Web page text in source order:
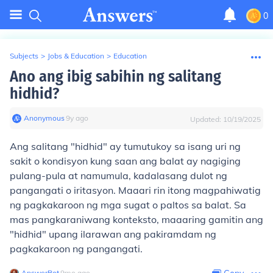
0
Subjects > Jobs & Education > Education
Ano ang ibig sabihin ng salitang
hidhid?
Anonymous∙9y ago Updated: 10/19/2025
Ang salitang "hidhid" ay tumutukoy sa isang uri ng
sakit o kondisyon kung saan ang balat ay nagiging
pulang-pula at namumula, kadalasang dulot ng
pangangati o iritasyon. Maaari rin itong magpahiwatig
ng pagkakaroon ng mga sugat o paltos sa balat. Sa
mas pangkaraniwang konteksto, maaaring gamitin ang
"hidhid" upang ilarawan ang pakiramdam ng
pagkakaroon ng pangangati.